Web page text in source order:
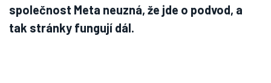
společnost Meta neuzná, že jde o podvod, a
tak stránky fungují dál.